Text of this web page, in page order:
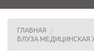
ГЛАВНАЯ
БЛУЗА МЕДИЦИНСКАЯ